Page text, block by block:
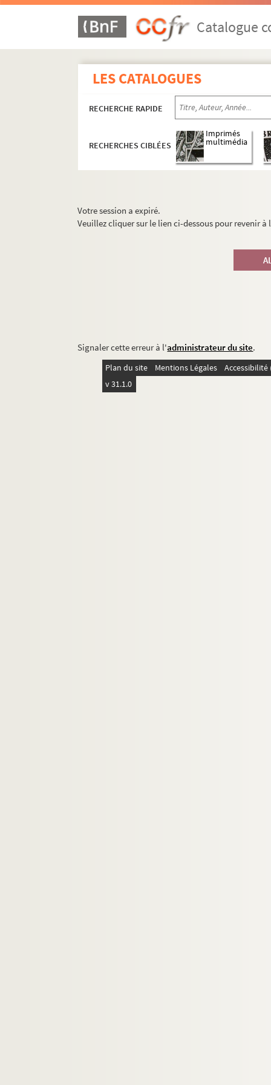
Catalogue
LES CATALOGUES
RECHERCHE RAPIDE
RECHERCHES CIBLÉES
Imprimés
multimédia
Votre session a expiré.
Veuillez cliquer sur le lien ci-dessous pour revenir
Signaler cette erreur à l'administrateur du site.
Plan du site Mentions Légales
v 31.1.0